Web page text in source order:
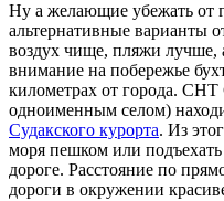
Ну а желающие убежать от
альтернативные варианты
воздух чище, пляжи лучше,
внимание на побережье
километрах от города. СНТ
одноименным селом)
Судакского курорта. Из
моря пешком или
дороге. Расстояние по
дороги в окружении